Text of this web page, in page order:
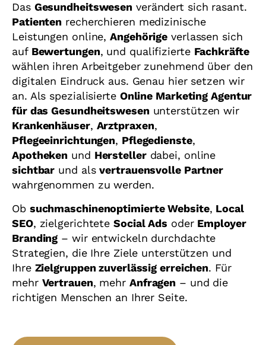
Das Gesundheitswesen verändert sich rasant.
Patienten recherchieren medizinische
Leistungen online,Angehörige verlassen sich
auf Bewertungen, und qualifizierte Fachkräfte
wählen ihren Arbeitgeber zunehmend über den
digitalen Eindruck aus. Genau hier setzen wir
an. Als spezialisierte Online Marketing Agentur
für das Gesundheitswesenunterstützen wir
Krankenhäuser, Arztpraxen,
Pflegeeinrichtungen, Pflegedienste,
Apotheken und Herstellerdabei, online
sichtbar und alsvertrauensvolle Partner
wahrgenommen zu werden.
Ob suchmaschinenoptimierte Website, Local
SEO, zielgerichteteSocial Ads oder Employer
Branding – wir entwickeln durchdachte
Strategien, die Ihre Ziele unterstützen und
Ihre Zielgruppen zuverlässig erreichen. Für
mehr Vertrauen, mehr Anfragen – und die
richtigen Menschen an Ihrer Seite.